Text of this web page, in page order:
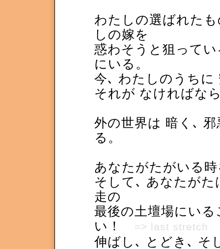
わたしの選ばれた
しの嫁を
惑わそうと狙って
にいる。
今､ わたしのうちに
それが なければな
外の世界は 暗く､
る。
あなたがたがいる
そして､ あなたが
走の
最後の土壇場にい
い！
=> last stretch
伸ばし､ とどき､ そ